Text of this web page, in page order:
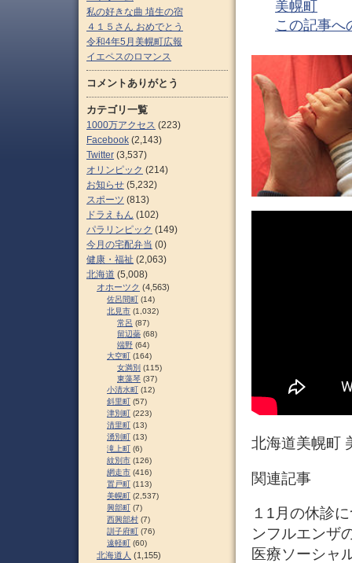
美幌町
この記事へ
北海道美幌町
関連記事
１1月の休診
ンフルエンザ
医療ソーシャ
私の好きな曲 埴生の宿
４１５さん おめでとう
令和4年5月美幌町広報
イエペスのロマンス
コメントありがとう
カテゴリ一覧
1000万アクセス (223)
Facebook (2,143)
Twitter (3,537)
オリンピック (214)
お知らせ (5,232)
スポーツ (813)
ドラえもん (102)
パラリンピック (149)
今月の宅配弁当 (0)
健康・福祉 (2,063)
北海道 (5,008)
オホーツク (4,563)
佐呂間町 (14)
北見市 (1,032)
常呂 (87)
留辺蘂 (68)
端野 (64)
大空町 (164)
女満別 (115)
東藻琴 (37)
小清水町 (12)
斜里町 (57)
津別町 (223)
清里町 (13)
湧別町 (13)
滝上町 (6)
紋別市 (126)
網走市 (416)
置戸町 (113)
美幌町 (2,537)
興部町 (7)
西興部村 (7)
訓子府町 (76)
遠軽町 (60)
北海道人 (1,155)